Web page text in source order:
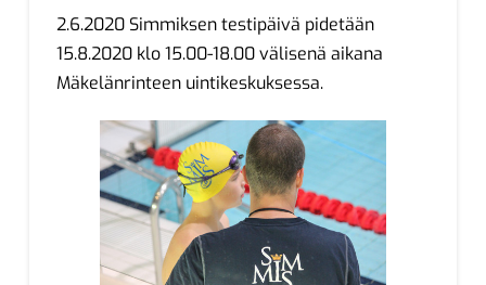
2.6.2020 Simmiksen testipäivä pidetään
15.8.2020 klo 15.00-18.00 välisenä aikana
Mäkelänrinteen uintikeskuksessa.